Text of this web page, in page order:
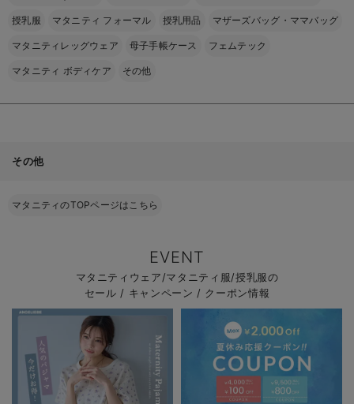
授乳服 マタニティ フォーマル 授乳用品 マザーズバッグ・ママバッグ
マタニティレッグウェア 母子手帳ケース フェムテック
マタニティ ボディケア その他
その他
マタニティのTOPページはこちら
EVENT
マタニティウェア/マタニティ服/授乳服の
セール / キャンペーン / クーポン情報